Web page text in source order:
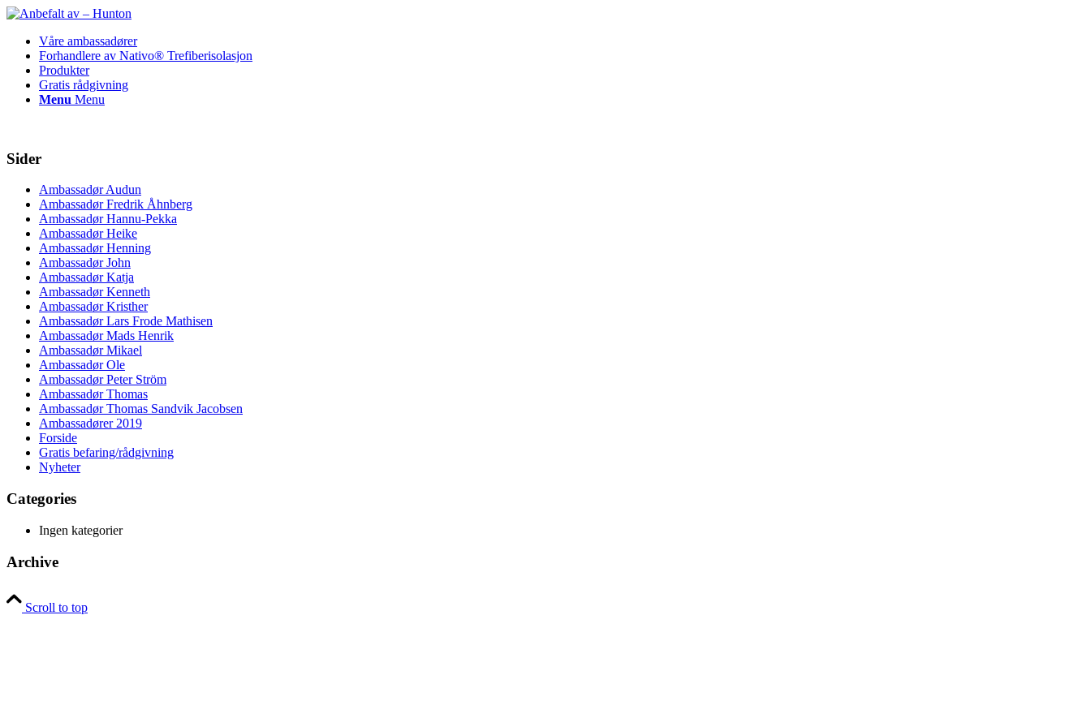
Våre ambassadører
Forhandlere av Nativo® Trefiberisolasjon
Produkter
Gratis rådgivning
Menu Menu
Sider
Ambassadør Audun
Ambassadør Fredrik Åhnberg
Ambassadør Hannu-Pekka
Ambassadør Heike
Ambassadør Henning
Ambassadør John
Ambassadør Katja
Ambassadør Kenneth
Ambassadør Kristher
Ambassadør Lars Frode Mathisen
Ambassadør Mads Henrik
Ambassadør Mikael
Ambassadør Ole
Ambassadør Peter Ström
Ambassadør Thomas
Ambassadør Thomas Sandvik Jacobsen
Ambassadører 2019
Forside
Gratis befaring/rådgivning
Nyheter
Categories
Ingen kategorier
Archive
Scroll to top